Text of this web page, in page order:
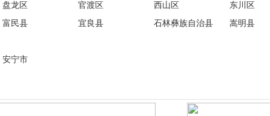
盘龙区 官渡区 西山区 东川区
富民县 宜良县 石林彝族自治县 嵩明县
安宁市